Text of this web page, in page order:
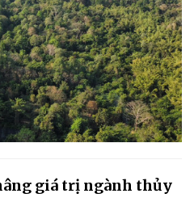
giá trị ngành thủy